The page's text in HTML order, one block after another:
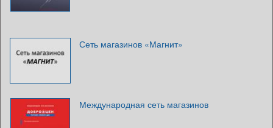
Сеть магазинов «Магнит»
Международная сеть магазинов